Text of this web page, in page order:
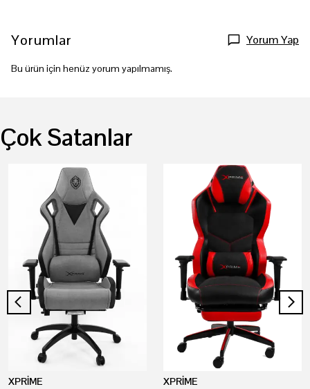
Yorumlar Yorum Yap
Bu ürün için henüz yorum yapılmamış.
Çok Satanlar
XPRİME XPRİME